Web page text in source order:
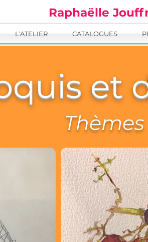
Raphaëlle
L'ATELIER CATALOGUES
et
Thèmes